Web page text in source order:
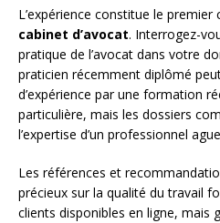
L’expérience constitue le premier
cabinet d’avocat. Interrogez-
pratique de l’avocat dans votre
praticien récemment diplômé
d’expérience par une formation
particulière, mais les dossiers
l’expertise d’un professionnel
Les références et
précieux sur la qualité du travail
clients disponibles en ligne, mais